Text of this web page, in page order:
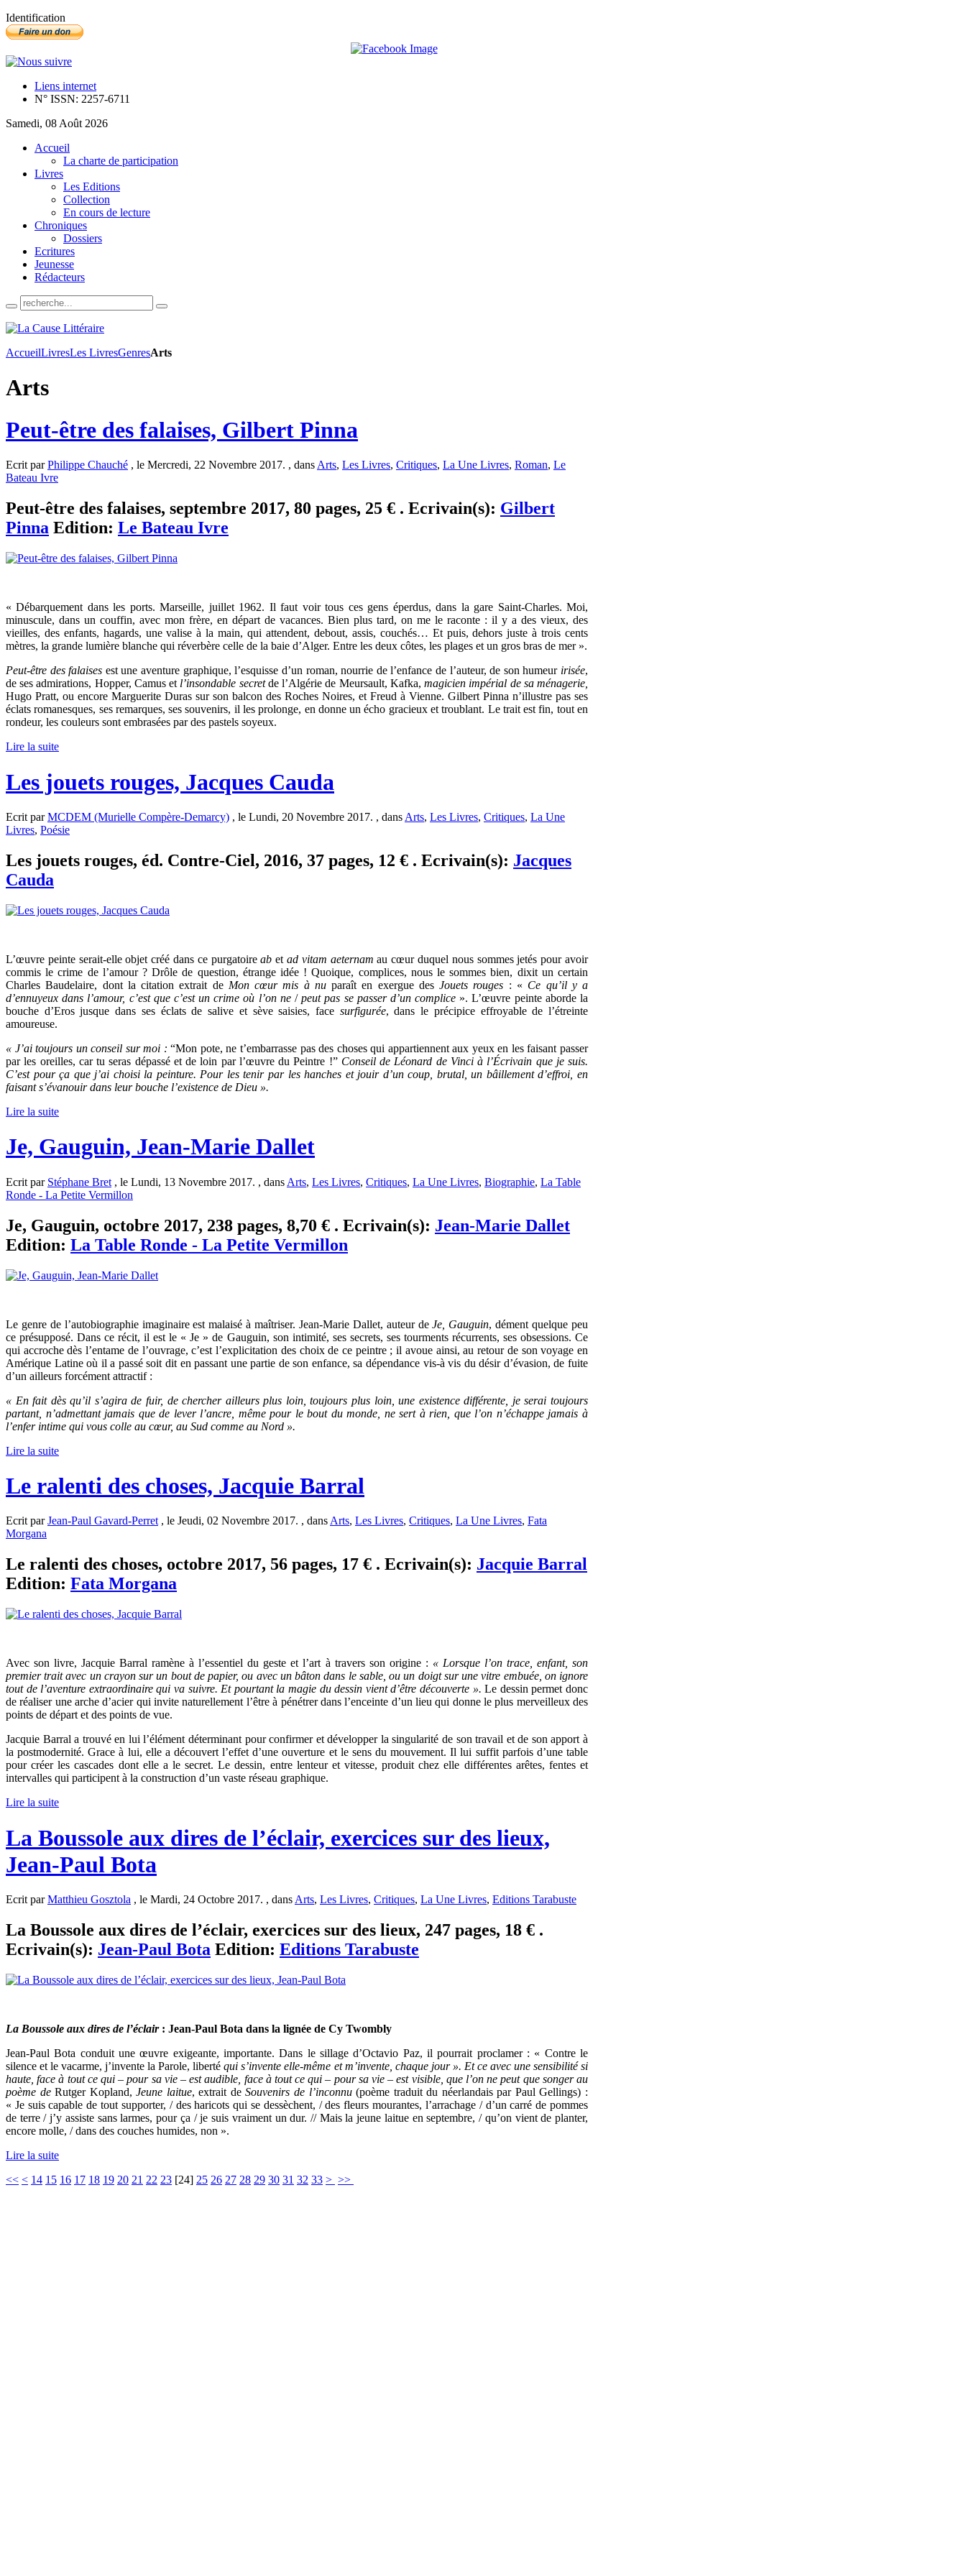
Identification
Liens internet
N° ISSN: 2257-6711
Samedi, 08 Août 2026
Accueil
La charte de participation
Livres
Les Editions
Collection
En cours de lecture
Chroniques
Dossiers
Ecritures
Jeunesse
Rédacteurs
AccueilLivresLes LivresGenresArts
Arts
Peut-être des falaises, Gilbert Pinna
Ecrit parPhilippe Chauché , le Mercredi, 22 Novembre 2017. , dans Arts, Les Livres, Critiques, La Une Livres, Roman, Le
Bateau Ivre
Peut-être des falaises, septembre 2017, 80 pages, 25 € . Ecrivain(s): Gilbert
Pinna Edition: Le Bateau Ivre
« Débarquement dans les ports. Marseille, juillet 1962. Il faut voir tous ces gens éperdus, dans la gare Saint-Charles. Moi,
minuscule, dans un couffin, avec mon frère, en départ de vacances. Bien plus tard, on me le raconte : il y a des vieux, des
vieilles, des enfants, hagards, une valise à la main, qui attendent, debout, assis, couchés… Et puis, dehors juste à trois cents
mètres, la grande lumière blanche qui réverbère celle de la baie d’Alger. Entre les deux côtes, les plages et un gros bras de mer ».
Peut-être des falaises est une aventure graphique, l’esquisse d’un roman, nourrie de l’enfance de l’auteur, de son humeur irisée,
de ses admirations, Hopper, Camus et l’insondable secretde l’Algérie de Meursault, Kafka,magicien impérial de sa ménagerie,
Hugo Pratt, ou encore Marguerite Duras sur son balcon des Roches Noires, et Freud à Vienne. Gilbert Pinna n’illustre pas ses
éclats romanesques, ses remarques, ses souvenirs, il les prolonge, en donne un écho gracieux et troublant. Le trait est fin, tout en
rondeur, les couleurs sont embrasées par des pastels soyeux.
Lire la suite
Les jouets rouges, Jacques Cauda
Ecrit parMCDEM (Murielle Compère-Demarcy) , le Lundi, 20 Novembre 2017. , dans Arts, Les Livres, Critiques, La Une
Livres, Poésie
Les jouets rouges, éd. Contre-Ciel, 2016, 37 pages, 12 € . Ecrivain(s): Jacques
Cauda
L’œuvre peinte serait-elle objet créé dans ce purgatoireabet ad vitam aeternam au cœur duquel nous sommes jetés pour avoir
commis le crime de l’amour ? Drôle de question, étrange idée ! Quoique, complices, nous le sommes bien, dixit un certain
Charles Baudelaire, dont la citation extrait de Mon cœur mis à nuparaît en exergue desJouets rouges : « Ce qu’il y a
d’ennuyeux dans l’amour, c’est que c’est un crime où l’on ne /peut pas se passer d’un complice ». L’œuvre peinte aborde la
bouche d’Eros jusque dans ses éclats de salive et sève saisies, face surfigurée, dans le précipice effroyable de l’étreinte
amoureuse.
« J’ai toujours un conseil sur moi : “Mon pote, ne t’embarrasse pas des choses qui appartiennent aux yeux en les faisant passer
par les oreilles, car tu seras dépassé et de loin par l’œuvre du Peintre !” Conseil de Léonard de Vinci à l’Écrivain que je suis.
C’est pour ça que j’ai choisi la peinture. Pour les tenir par les hanches et jouir d’un coup, brutal, un bâillement d’effroi, en
faisant s’évanouir dans leur bouche l’existence de Dieu ».
Lire la suite
Je, Gauguin, Jean-Marie Dallet
Ecrit par Stéphane Bret , le Lundi, 13 Novembre 2017. , dans Arts, Les Livres, Critiques, La Une Livres, Biographie, La Table
Ronde - La Petite Vermillon
Je, Gauguin, octobre 2017, 238 pages, 8,70 € . Ecrivain(s): Jean-Marie Dallet
Edition: La Table Ronde - La Petite Vermillon
Le genre de l’autobiographie imaginaire est malaisé à maîtriser. Jean-Marie Dallet, auteur deJe, Gauguin, dément quelque peu
ce présupposé. Dans ce récit, il est le « Je » de Gauguin, son intimité, ses secrets, ses tourments récurrents, ses obsessions. Ce
qui accroche dès l’entame de l’ouvrage, c’est l’explicitation des choix de ce peintre ; il avoue ainsi, au retour de son voyage en
Amérique Latine où il a passé soit dit en passant une partie de son enfance, sa dépendance vis-à vis du désir d’évasion, de fuite
d’un ailleurs forcément attractif :
« En fait dès qu’il s’agira de fuir, de chercher ailleurs plus loin, toujours plus loin, une existence différente, je serai toujours
partant, n’admettant jamais que de lever l’ancre, même pour le bout du monde, ne sert à rien, que l’on n’échappe jamais à
l’enfer intime qui vous colle au cœur, au Sud comme au Nord ».
Lire la suite
Le ralenti des choses, Jacquie Barral
Ecrit parJean-Paul Gavard-Perret , le Jeudi, 02 Novembre 2017. , dans Arts, Les Livres, Critiques, La Une Livres, Fata
Morgana
Le ralenti des choses, octobre 2017, 56 pages, 17 € . Ecrivain(s): Jacquie Barral
Edition: Fata Morgana
Avec son livre, Jacquie Barral ramène à l’essentiel du geste et l’art à travers son origine : « Lorsque l’on trace, enfant, son
premier trait avec un crayon sur un bout de papier, ou avec un bâton dans le sable, ou un doigt sur une vitre embuée, on ignore
tout de l’aventure extraordinaire qui va suivre. Et pourtant la magie du dessin vient d’être découverte ». Le dessin permet donc
de réaliser une arche d’acier qui invite naturellement l’être à pénétrer dans l’enceinte d’un lieu qui donne le plus merveilleux des
points de départ et des points de vue.
Jacquie Barral a trouvé en lui l’élément déterminant pour confirmer et développer la singularité de son travail et de son apport à
la postmodernité. Grace à lui, elle a découvert l’effet d’une ouverture et le sens du mouvement. Il lui suffit parfois d’une table
pour créer les cascades dont elle a le secret. Le dessin, entre lenteur et vitesse, produit chez elle différentes arêtes, fentes et
intervalles qui participent à la construction d’un vaste réseau graphique.
Lire la suite
La Boussole aux dires de l’éclair, exercices sur des lieux,
Jean-Paul Bota
Ecrit parMatthieu Gosztola , le Mardi, 24 Octobre 2017. , dans Arts, Les Livres, Critiques, La Une Livres, Editions Tarabuste
La Boussole aux dires de l’éclair, exercices sur des lieux, 247 pages, 18 € .
Ecrivain(s): Jean-Paul Bota Edition: Editions Tarabuste
La Boussole aux dires de l’éclair : Jean-Paul Bota dans la lignée de Cy Twombly
Jean-Paul Bota conduit une œuvre exigeante, importante. Dans le sillage d’Octavio Paz, il pourrait proclamer : « Contre le
silence et le vacarme, j’invente la Parole, libertéqui s’invente elle-même et m’invente, chaque jour». Et ce avec une sensibilité si
haute, face à tout ce qui – pour sa vie – est audible, face à tout ce qui – pour sa vie – est visible, que l’on ne peut que songer au
poème deRutger Kopland,Jeune laitue, extrait deSouvenirs de l’inconnu(poème traduit du néerlandais par Paul Gellings) :
« Je suis capable de tout supporter, / des haricots qui se dessèchent, / des fleurs mourantes, l’arrachage / d’un carré de pommes
de terre / j’y assiste sans larmes, pour ça / je suis vraiment un dur. // Mais la jeune laitue en septembre, / qu’on vient de planter,
encore molle, / dans des couches humides, non ».
Lire la suite
<< < 14 15 16 17 18 19 20 21 22 23 [24] 25 26 27 28 29 30 31 32 33 > >>